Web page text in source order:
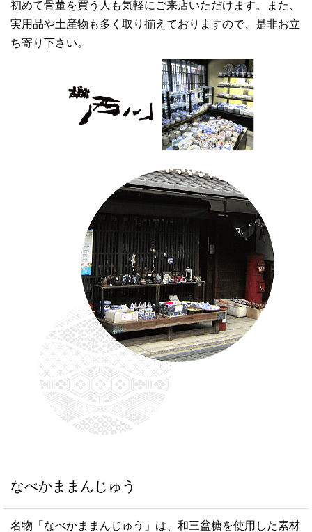
初めて骨董を買う人も気軽にご来店いただけます。また、
実用品や土産物も多く取り揃えておりますので、是非お立
ち寄り下さい。
なべかままんじゅう
名物「なべかままんじゅう」は、和三盆糖を使用した素材